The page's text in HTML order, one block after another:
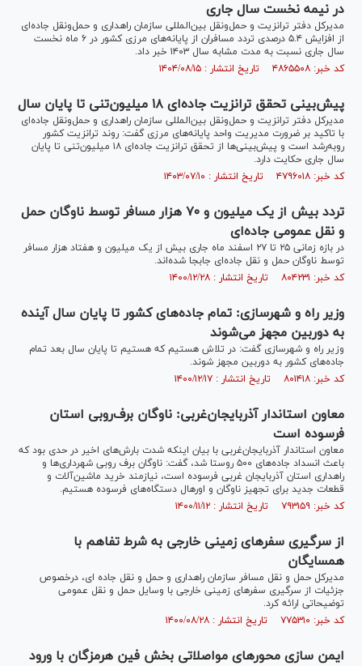
در نیمه نخست سال جاری
مدیرکل دفتر ترانزیت و حمل‌ونقل بین‌المللی سازمان راهداری و حمل‌ونقل جاده‌ای
از افزایش ۵.۴ درصدی تردد مسافران از پایانه‌های مرزی کشور در ۶ ماه نخست
سال جاری نسبت به مدت مشابه سال ۱۴۰۳ خبر داد.
کد خبر: ۴۸۶۵۵۰۸ تاریخ انتشار : ۱۴۰۴/۰۸/۱۵
پیش‌بینی تحقق ترانزیت جاده‌ای ۱۸ میلیون‌تنی تا پایان سال
مدیرکل دفتر ترانزیت و حمل‌ونقل بین‌المللی سازمان راهداری و حمل‌ونقل جاده‌ای
با تاکید بر ضرورت مدیریت واحد پایانه‌های مرزی گفت: روند ترانزیت کشور
روبه‌رشد است و پیش‌بینی‌ها از تحقق ترانزیت جاده‌ای ۱۸ میلیون‌تنی تا پایان
سال جاری حکایت دارد.
کد خبر: ۴۷۹۶۰۱۸ تاریخ انتشار : ۱۴۰۳/۰۷/۱۰
تردد بیش از یک میلیون و ۷۰ هزار مسافر توسط ناوگان حمل
و نقل عمومی جاده‌ای
در بازه زمانی ۲۵ تا ۲۷ اسفند ماه جاری بیش از یک میلیون و هفتاد هزار مسافر
توسط ناوگان حمل و نقل جاده‌ای جابجا شده‌اند.
کد خبر: ۸۰۴۲۳۱ تاریخ انتشار : ۱۴۰۰/۱۲/۲۸
وزیر راه و شهرسازی: تمام جاده‌های کشور تا پایان سال آینده
به دوربین مجهز می‌شوند
وزیر راه و شهرسازی گفت: در تلاش هستیم که هستیم تا پایان سال بعد تمام
جاده‌های کشور به دوربین مجهز شوند.
کد خبر: ۸۰۱۴۱۸ تاریخ انتشار : ۱۴۰۰/۱۲/۱۷
معاون استاندار آذربایجان‌غربی: ناوگان برف‌روبی استان
فرسوده است
معاون استاندار آذربایجان‌غربی با بیان اینکه شدت بارش‌های اخیر در حدی بود که
باعث انسداد جاده‌های ۵۰۰ روستا شد، گفت: ناوگان برف روبی شهرداری‌ها و
راهداری استان آذربایجان غربی فرسوده است، نیازمند خرید ماشین‌آلات و
قطعات جدید برای تجهیز ناوگان و اورهال دستگاه‌های فرسوده هستیم.
کد خبر: ۷۹۳۱۵۹ تاریخ انتشار : ۱۴۰۰/۱۱/۱۲
از سرگیری سفر‌های زمینی خارجی به شرط تفاهم با
همسایگان
مدیرکل حمل و نقل مسافر سازمان راهداری و حمل و نقل جاده ای، درخصوص
جزئیات از سرگیری سفرهای زمینی خارجی با وسایل حمل و نقل عمومی
توضیحاتی ارائه کرد.
کد خبر: ۷۷۵۳۱۰ تاریخ انتشار : ۱۴۰۰/۰۸/۲۸
ایمن سازی محور‌های مواصلاتی بخش فین هرمزگان با ورود